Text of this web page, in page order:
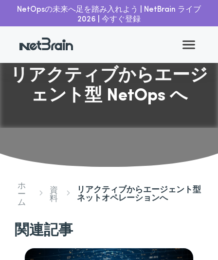
NetOpsの未来へ足を踏み入れよう | NetBrain ライブ
2026 | 今すぐ登録
リアクティブからエージ
ェント型 NetOps へ
ホ
ー
ム
資
料
リアクティブからエージェント型
ネットオペレーションへ
関連記事